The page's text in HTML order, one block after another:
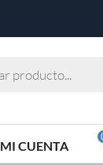
MI CUENTA